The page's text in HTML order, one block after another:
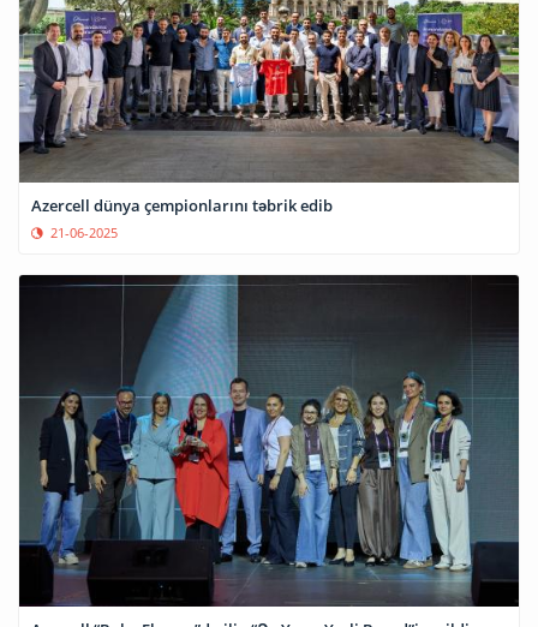
Azercell dünya çempionlarını təbrik edib
21-06-2025